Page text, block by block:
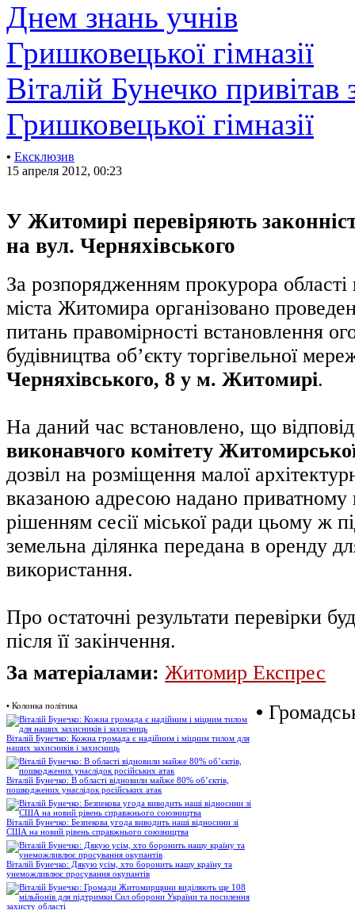
Віталій Бунечко
Гришковецької гімназії
• Ексклюзив
15 апреля 2012, 00:23
У Житомирі перевіряють
на вул. Черняхівського
За розпорядженням прокурора
міста Житомира організовано
питань правомірності встановлення
будівництва об’єкту торгівельної
Черняхівського, 8 у м. Житомирі.
На даний час встановлено, що
виконавчого комітету
дозвіл на розміщення малої
вказаною адресою надано приватному
рішенням сесії міської ради цьому ж
земельна ділянка передана в оренду
використання.
Про остаточні результати перевірки
після її закінчення.
За матеріалами: Житомир Експрес
• Колонка політика
Віталій Бунечко: Кожна громада є надійним і міцним тилом для
наших захисників і захисниць
Віталій Бунечко: В області відновили майже 80% об’єктів,
пошкоджених унаслідок російських атак
Віталій Бунечко: Безпекова угода виводить наші відносини зі
США на новий рівень справжнього союзництва
Віталій Бунечко: Дякую усім, хто боронить нашу країну та
унеможливлює просування окупантів
•